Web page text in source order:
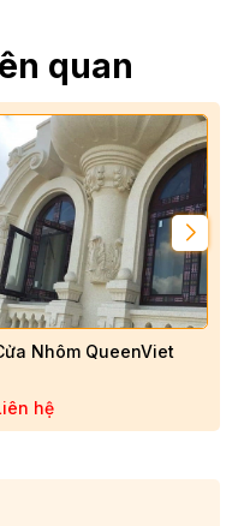
nhôm Yongxing
nhôm Yongxing uy
chính xác, đội ngũ kỹ
ái.
phụ kiện đồng bộ.
chóng.
khách hàng.
quan
Nhôm QueenViet
hệ